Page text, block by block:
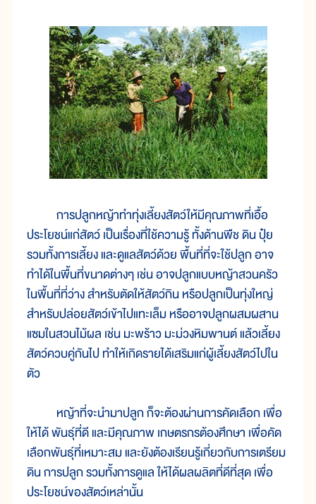
การปลูกหญ้าทำทุ่งเลี้ยงสัตว์ให้มีคุณภาพที่เอื้อ
ประโยชน์แก่สัตว์ เป็นเรื่องที่ใช้ความรู้ ทั้งด้านพืช ดิน ปุ๋ย
รวมทั้งการเลี้ยง และดูแลสัตว์ด้วย พื้นที่ที่จะใช้ปลูก อาจ
ทำได้ในพื้นที่ขนาดต่างๆ เช่น อาจปลูกแบบหญ้าสวนครัว
ในพื้นที่ที่ว่าง สำหรับตัดให้สัตว์กิน หรือปลูกเป็นทุ่งใหญ่
สำหรับปล่อยสัตว์เข้าไปแทะเล็ม หรืออาจปลูกผสมผสาน
แซมในสวนไม้ผล เช่น มะพร้าว มะม่วงหิมพานต์ แล้วเลี้ยง
สัตว์ควบคู่กันไป ทำให้เกิดรายได้เสริมแก่ผู้เลี้ยงสัตว์ไปใน
ตัว
หญ้าที่จะนำมาปลูก ก็จะต้องผ่านการคัดเลือก เพื่อ
ให้ได้ พันธุ์ที่ดี และมีคุณภาพ เกษตรกรต้องศึกษา เพื่อคัด
เลือกพันธุ์ที่เหมาะสม และยังต้องเรียนรู้เกี่ยวกับการเตรียม
ดิน การปลูก รวมทั้งการดูแล ให้ได้ผลผลิตที่ดีที่สุด เพื่อ
ประโยชน์ของสัตว์เหล่านั้น